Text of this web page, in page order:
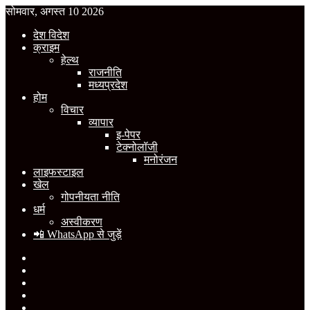
सोमवार, अगस्त 10 2026
देश विदेश
क्राइम
हेल्थ
राजनीति
मध्यप्रदेश
होम
विचार
व्यापार
इ-पेपर
टेक्नोलॉजी
मनोरंजन
लाइफस्टाइल
खेल
गोपनीयता नीति
धर्म
अस्वीकरण
📲 WhatsApp से जुड़ें